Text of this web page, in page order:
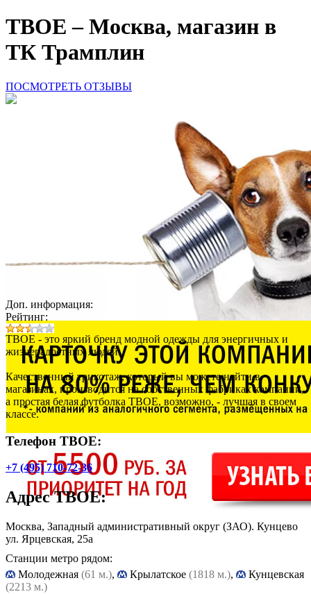
ТВОЕ – Москва, магазин в
ТК Трамплин
ПОСМОТРЕТЬ ОТЗЫВЫ
Доп. информация:
Рейтинг:
ТВОЕ - это яркий бренд модной одежды для энергичных и
жизнерадостных людей.
Качественный трикотаж, который вы можете найти в
магазинах, производится на собственных фабриках компании,
а простая белая футболка ТВОЕ, возможно, - лучшая в своем
классе.
Телефон ТВОЕ:
+7 (495) 710-72-36
АдресТВОЕ:
Москва, Западный административный округ (ЗАО). Кунцево
ул. Ярцевская, 25а
Станции метро рядом:
Молодежная (61 м.), Крылатское (1818 м.),
Кунцевская
(2213 м.)